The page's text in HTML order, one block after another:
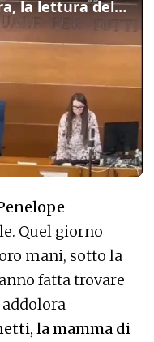
Travolta dall'acquasantiera, la lettura della sentenza: condannato padre Ioan, assolta Zilli
Quel giorno
mani, sotto la
fatta trovare
la mamma di